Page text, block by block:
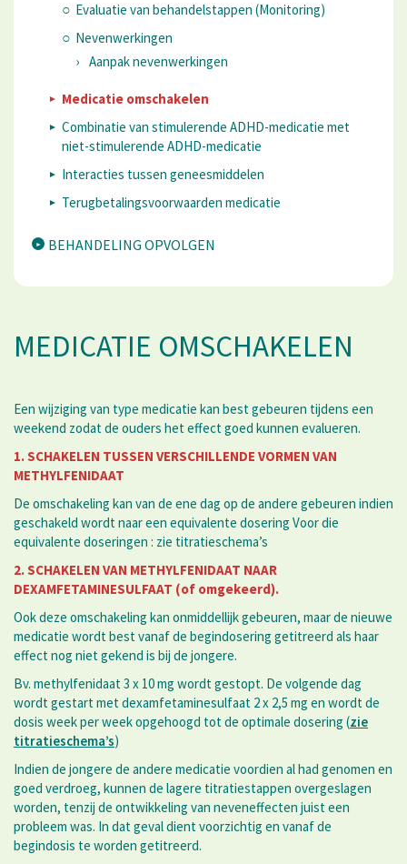
Evaluatie van behandelstappen (Monitoring)
Nevenwerkingen
Aanpak nevenwerkingen
Medicatie omschakelen
​Combinatie van stimulerende ADHD-medicatie met
niet-stimulerende ADHD-medicatie
Interacties tussen geneesmiddelen
Terugbetalingsvoorwaarden medicatie
BEHANDELING OPVOLGEN
MEDICATIE OMSCHAKELEN
Een wijziging van type medicatie kan best gebeuren tijdens een
weekend zodat de ouders het effect goed kunnen evalueren.
1. SCHAKELEN TUSSEN VERSCHILLENDE VORMEN VAN
METHYLFENIDAAT
De omschakeling kan van de ene dag op de andere gebeuren indien
geschakeld wordt naar een equivalente dosering Voor die
equivalente doseringen : zie titratieschema’s
2. SCHAKELEN VAN METHYLFENIDAAT NAAR
DEXAMFETAMINESULFAAT (of omgekeerd).
Ook deze omschakeling kan onmiddellijk gebeuren, maar de nieuwe
medicatie wordt best vanaf de begindosering getitreerd als haar
effect nog niet gekend is bij de jongere.
Bv. methylfenidaat 3 x 10 mg wordt gestopt. De volgende dag
wordt gestart met dexamfetaminesulfaat 2 x 2,5 mg en wordt de
dosis week per week opgehoogd tot de optimale dosering (zie
titratieschema’s)
Indien de jongere de andere medicatie voordien al had genomen en
goed verdroeg, kunnen de lagere titratiestappen overgeslagen
worden, tenzij de ontwikkeling van neveneffecten juist een
probleem was. In dat geval dient voorzichtig en vanaf de
begindosis te worden getitreerd.